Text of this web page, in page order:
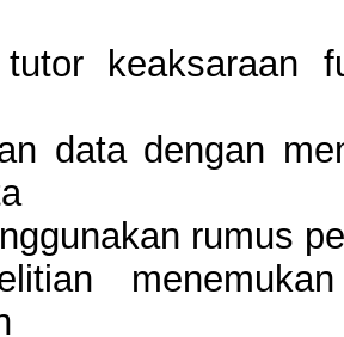
keaksaraan
data dengan
rumus